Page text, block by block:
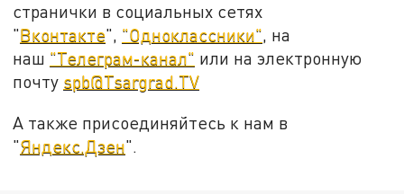
странички в социальных сетях
"Вконтакте", "Одноклассники", на
наш "Телеграм-канал" или на электронную
почту spb@Tsargrad.TV
А также присоединяйтесь к нам в
"Яндекс.Дзен".